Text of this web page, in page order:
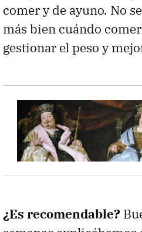
comer y de ayuno. No
más bien cuándo
gestionar el peso y
¿Es recomendable?